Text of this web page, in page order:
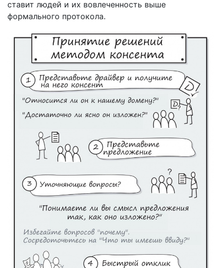
ставит людей и их вовлеченность выше
формального протокола.